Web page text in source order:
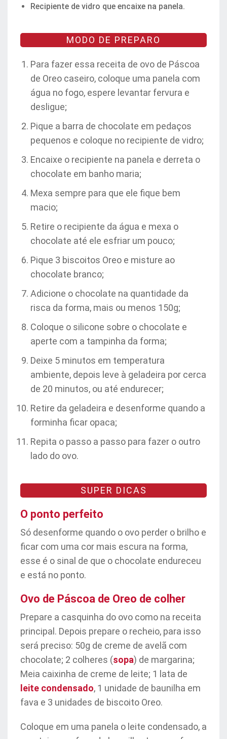
Recipiente de vidro que encaixe na panela.
MODO DE PREPARO
Para fazer essa receita de ovo de Páscoa
de Oreo caseiro, coloque uma panela com
água no fogo, espere levantar fervura e
desligue;
Pique a barra de chocolate em pedaços
pequenos e coloque no recipiente de vidro;
Encaixe o recipiente na panela e derreta o
chocolate em banho maria;
Mexa sempre para que ele fique bem
macio;
Retire o recipiente da água e mexa o
chocolate até ele esfriar um pouco;
Pique 3 biscoitos Oreo e misture ao
chocolate branco;
Adicione o chocolate na quantidade da
risca da forma, mais ou menos 150g;
Coloque o silicone sobre o chocolate e
aperte com a tampinha da forma;
Deixe 5 minutos em temperatura
ambiente, depois leve à geladeira por cerca
de 20 minutos, ou até endurecer;
Retire da geladeira e desenforme quando a
forminha ficar opaca;
Repita o passo a passo para fazer o outro
lado do ovo.
SUPER DICAS
O ponto perfeito
Só desenforme quando o ovo perder o brilho e
ficar com uma cor mais escura na forma,
esse é o sinal de que o chocolate endureceu
e está no ponto.
Ovo de Páscoa de Oreo de colher
Prepare a casquinha do ovo como na receita
principal. Depois prepare o recheio, para isso
será preciso: 50g de creme de avelã com
chocolate; 2 colheres (sopa) de margarina;
Meia caixinha de creme de leite; 1 lata de
leite condensado, 1 unidade de baunilha em
fava e 3 unidades de biscoito Oreo.
Coloque em uma panela o leite condensado, a